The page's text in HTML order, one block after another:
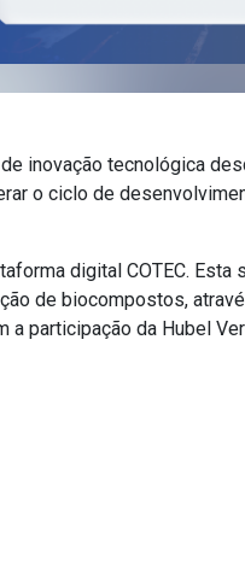
inovação tecnológica
o ciclo de
digital COTEC. Esta
de biocompostos,
a participação da Hubel